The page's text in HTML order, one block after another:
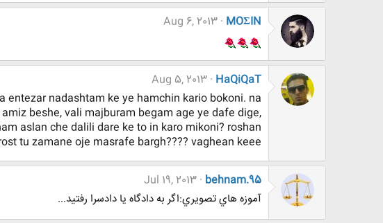
MOΣIN
Aug 6, 2013
HaQiQaT
Aug 5, 2013
nadashtam ke ye hamchin kario bokoni. na
beshe, vali majburam begam age ye dafe dige,
aslan che dalili dare ke to in karo mikoni? roshan
tu zamane oje masrafe bargh???? vaghean keee
behnam.95
Jul 19, 2013
آموزه هاي تصويري:اگر به دادگاه يا دادسرا رفتيد...